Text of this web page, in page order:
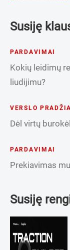
Susiję
PARDAVIMAI
Kokių leidimų
liudijimu?
VERSLO PRADŽIA
Dėl virtų
PARDAVIMAI
Prekiavimas
Susiję